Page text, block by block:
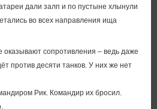
дали залп и по пустыне хлынули
во всех направления ища
сопротивления – ведь даже
против десяти танков. У них же нет
Рик. Командир их бросил.